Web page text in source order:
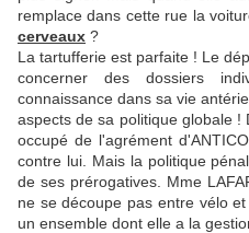
remplace dans cette rue la
cerveaux ?
La tartufferie est parfaite ! Le
concerner des dossiers
connaissance dans sa vie
aspects de sa politique globale !
occupé de l'agrément
contre lui. Mais la politique
de ses prérogatives. Mme
ne se découpe pas entre vélo
un ensemble dont elle a la